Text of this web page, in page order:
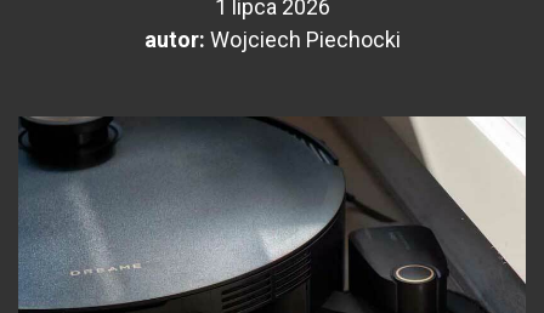
1 lipca 2026
autor: Wojciech Piechocki